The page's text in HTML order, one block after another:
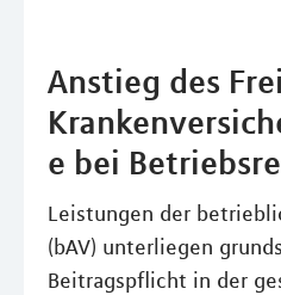
Anstieg des
e bei
Leistungen der
(bAV) unterliegen
Beitragspflicht in der